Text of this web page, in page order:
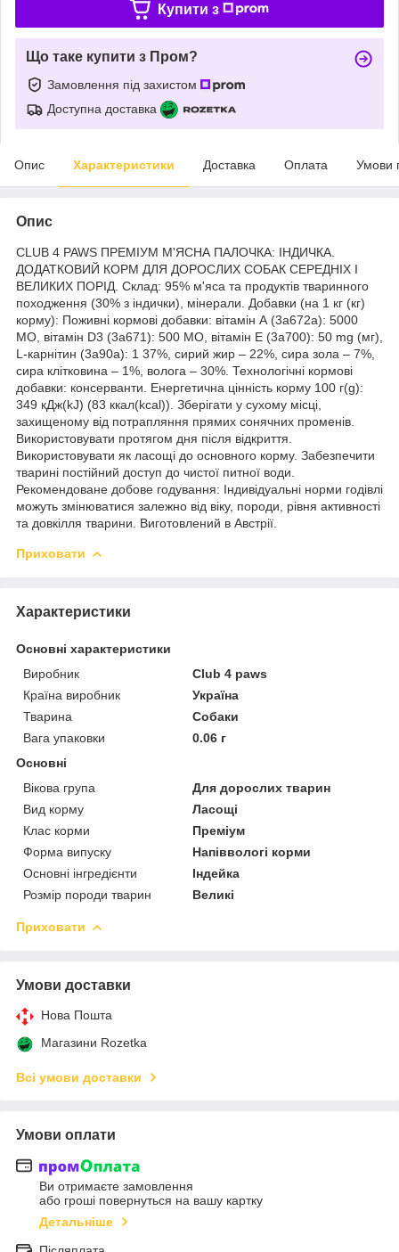
Купити з
Що таке купити з Пром?
Замовлення під захистом
Доступна доставка
Опис Характеристики Доставка Оплата Умови
Опис
CLUB 4 PAWS ПРЕМІУМ М'ЯСНА ПАЛОЧКА: ІНДИЧКА.
ДОДАТКОВИЙ КОРМ ДЛЯ ДОРОСЛИХ СОБАК СЕРЕДНІХ І
ВЕЛИКИХ ПОРІД. Склад: 95% м'яса та продуктів тваринного
походження (30% з індички), мінерали. Добавки (на 1 кг (кг)
корму): Поживні кормові добавки: вітамін А (3а672а): 5000
МО, вітамін D3 (3а671): 500 МО, вітамін Е (3а700): 50 mg (мг),
L-карнітин (3a90а): 1 37%, сирий жир – 22%, сира зола – 7%,
сира клітковина – 1%, волога – 30%. Технологічні кормові
добавки: консерванти. Енергетична цінність корму 100 г(g):
349 кДж(kJ) (83 ккал(kcal)). Зберігати у сухому місці,
захищеному від потрапляння прямих сонячних променів.
Використовувати протягом дня після відкриття.
Використовувати як ласощі до основного корму. Забезпечити
тварині постійний доступ до чистої питної води.
Рекомендоване добове годування: Індивідуальні норми годівлі
можуть змінюватися залежно від віку, породи, рівня активності
та довкілля тварини. Виготовлений в Австрії.
Приховати
Характеристики
Основні характеристики
Виробник
Club 4 paws
Країна виробник
Україна
Тварина
Собаки
Вага упаковки
0.06 г
Основні
Вікова група
Для дорослих тварин
Вид корму
Ласощі
Клас корми
Преміум
Форма випуску
Напіввологі корми
Основні інгредієнти
Індейка
Розмір породи тварин
Великі
Приховати
Умови доставки
Нова Пошта
Магазини Rozetka
Всі умови доставки
Умови оплати
Ви отримаєте замовлення
або гроші повернуться на вашу картку
Детальніше